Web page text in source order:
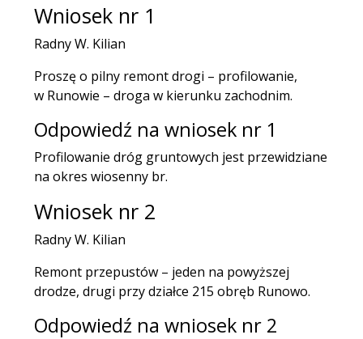
Wniosek nr 1
Radny W. Kilian
Proszę o pilny remont drogi – profilowanie,
w Runowie – droga w kierunku zachodnim.
Odpowiedź na wniosek nr 1
Profilowanie dróg gruntowych jest przewidziane
na okres wiosenny br.
Wniosek nr 2
Radny W. Kilian
Remont przepustów – jeden na powyższej
drodze, drugi przy działce 215 obręb Runowo.
Odpowiedź na wniosek nr 2